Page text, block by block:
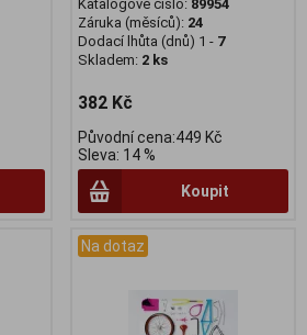
Katalogové číslo: 89954
Záruka (měsíců): 24
Dodací lhůta (dnů) 1 - 7
Skladem: 2 ks
382 Kč
Původní cena:449 Kč
Sleva: 14 %
Koupit
Na dotaz